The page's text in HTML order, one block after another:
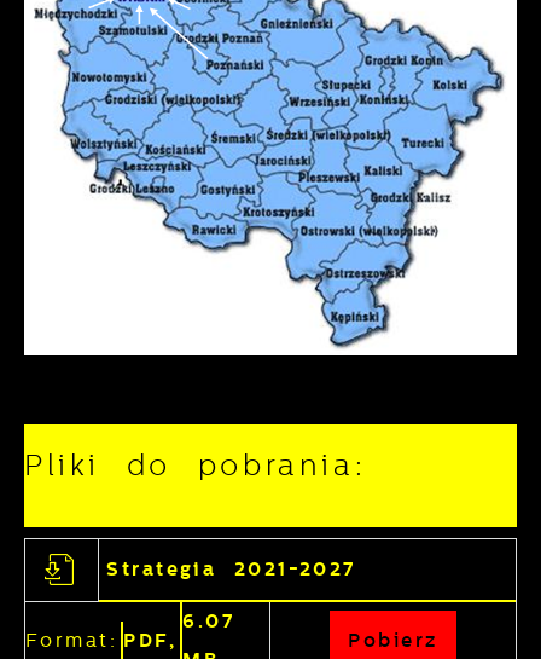
Pliki do pobrania:
Strategia 2021-2027
Format: PDF,
6.07
Pobierz